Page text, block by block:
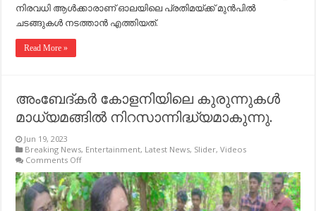
നിരവധി ആൾക്കാരാണ് ഓലയിലെ പ്രതിമയ്ക്ക് മുൻപിൽ
ചടങ്ങുകൾ നടത്താൻ എത്തിയത്.
Read More »
അംബേദ്കർ കോളനിയിലെ കുരുന്നുകൾ
മാധ്യമങ്ങിൽ നിറസാന്നിദ്ധ്യമാകുന്നു.
Jun 19, 2023
Breaking News, Entertainment, Latest News, Slider,Videos
Comments Offon
കോളനിയിലെ
കുരുന്നുകൾ
മാധ്യമങ്ങിൽ